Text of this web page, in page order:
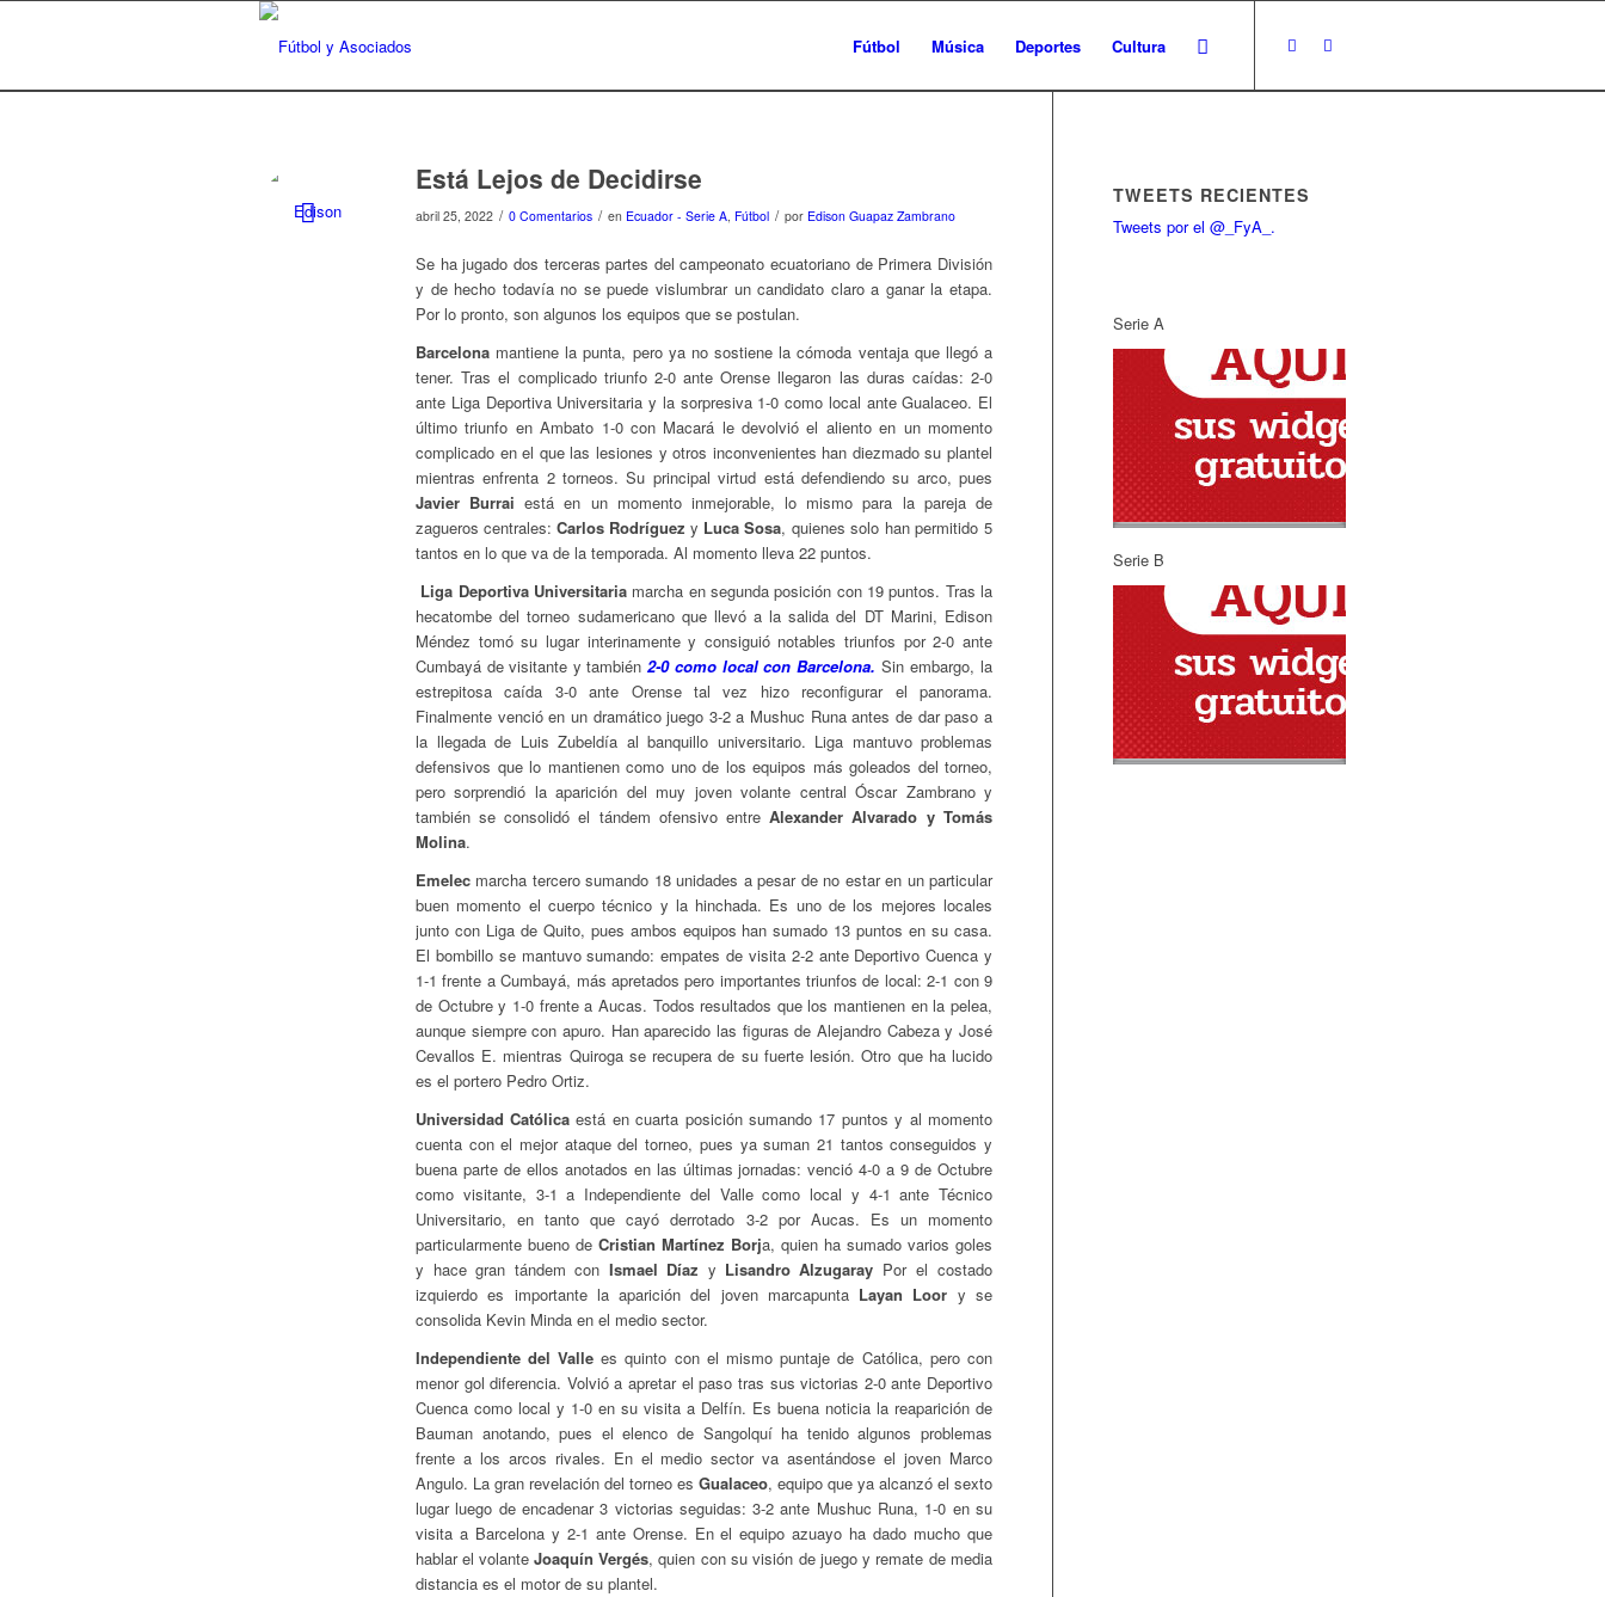
Fútbol Música Deportes Cultura
Está Lejos de Decidirse
abril 25, 2022 / 0 Comentarios / en Ecuador - Serie A, Fútbol / por Edison Guapaz Zambrano
Se ha jugado dos terceras partes del campeonato ecuatoriano de Primera División
y de hecho todavía no se puede vislumbrar un candidato claro a ganar la etapa.
Por lo pronto, son algunos los equipos que se postulan.
Barcelona mantiene la punta, pero ya no sostiene la cómoda ventaja que llegó a
tener. Tras el complicado triunfo 2-0 ante Orense llegaron las duras caídas: 2-0
ante Liga Deportiva Universitaria y la sorpresiva 1-0 como local ante Gualaceo. El
último triunfo en Ambato 1-0 con Macará le devolvió el aliento en un momento
complicado en el que las lesiones y otros inconvenientes han diezmado su plantel
mientras enfrenta 2 torneos. Su principal virtud está defendiendo su arco, pues
Javier Burrai está en un momento inmejorable, lo mismo para la pareja de
zagueros centrales: Carlos Rodríguez y Luca Sosa, quienes solo han permitido 5
tantos en lo que va de la temporada. Al momento lleva 22 puntos.
Liga Deportiva Universitaria marcha en segunda posición con 19 puntos. Tras la
hecatombe del torneo sudamericano que llevó a la salida del DT Marini, Edison
Méndez tomó su lugar interinamente y consiguió notables triunfos por 2-0 ante
Cumbayá de visitante y también 2-0 como local con Barcelona. Sin embargo, la
estrepitosa caída 3-0 ante Orense tal vez hizo reconfigurar el panorama.
Finalmente venció en un dramático juego 3-2 a Mushuc Runa antes de dar paso a
la llegada de Luis Zubeldía al banquillo universitario. Liga mantuvo problemas
defensivos que lo mantienen como uno de los equipos más goleados del torneo,
pero sorprendió la aparición del muy joven volante central Óscar Zambrano y
también se consolidó el tándem ofensivo entre Alexander Alvarado y Tomás
Molina.
Emelec marcha tercero sumando 18 unidades a pesar de no estar en un particular
buen momento el cuerpo técnico y la hinchada. Es uno de los mejores locales
junto con Liga de Quito, pues ambos equipos han sumado 13 puntos en su casa.
El bombillo se mantuvo sumando: empates de visita 2-2 ante Deportivo Cuenca y
1-1 frente a Cumbayá, más apretados pero importantes triunfos de local: 2-1 con 9
de Octubre y 1-0 frente a Aucas. Todos resultados que los mantienen en la pelea,
aunque siempre con apuro. Han aparecido las figuras de Alejandro Cabeza y José
Cevallos E. mientras Quiroga se recupera de su fuerte lesión. Otro que ha lucido
es el portero Pedro Ortiz.
Universidad Católica está en cuarta posición sumando 17 puntos y al momento
cuenta con el mejor ataque del torneo, pues ya suman 21 tantos conseguidos y
buena parte de ellos anotados en las últimas jornadas: venció 4-0 a 9 de Octubre
como visitante, 3-1 a Independiente del Valle como local y 4-1 ante Técnico
Universitario, en tanto que cayó derrotado 3-2 por Aucas. Es un momento
particularmente bueno de Cristian Martínez Borja, quien ha sumado varios goles
y hace gran tándem con Ismael Díaz y Lisandro Alzugaray Por el costado
izquierdo es importante la aparición del joven marcapunta Layan Loor y se
consolida Kevin Minda en el medio sector.
Independiente del Valle es quinto con el mismo puntaje de Católica, pero con
menor gol diferencia. Volvió a apretar el paso tras sus victorias 2-0 ante Deportivo
Cuenca como local y 1-0 en su visita a Delfín. Es buena noticia la reaparición de
Bauman anotando, pues el elenco de Sangolquí ha tenido algunos problemas
frente a los arcos rivales. En el medio sector va asentándose el joven Marco
Angulo. La gran revelación del torneo es Gualaceo, equipo que ya alcanzó el sexto
lugar luego de encadenar 3 victorias seguidas: 3-2 ante Mushuc Runa, 1-0 en su
visita a Barcelona y 2-1 ante Orense. En el equipo azuayo ha dado mucho que
hablar el volante Joaquín Vergés, quien con su visión de juego y remate de media
distancia es el motor de su plantel.
TWEETS RECIENTES
Tweets por el @_FyA_.
Serie A
Serie B